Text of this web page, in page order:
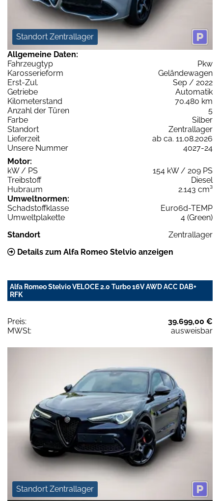
Standort Zentrallager
Allgemeine Daten:
Fahrzeugtyp
Pkw
Karosserieform
Geländewagen
Erst-Zul.
Sep / 2022
Getriebe
Automatik
Kilometerstand
70.480 km
Anzahl der Türen
5
Farbe
Silber
Standort
Zentrallager
Lieferzeit
ab ca. 11.08.2026
Unsere Nummer
4027-24
Motor:
kW / PS
154 kW / 209 PS
Treibstoff
Diesel
Hubraum
2.143 cm³
Umweltnormen:
Schadstoffklasse
Euro6d-TEMP
Umweltplakette
4 (Green)
Standort
Zentrallager
Details zum Alfa Romeo Stelvio anzeigen
Alfa Romeo Stelvio VELOCE 2.0 Turbo 16V AWD ACC DAB+
RFK
Preis:
39.699,00 €
MWSt:
ausweisbar
Standort Zentrallager